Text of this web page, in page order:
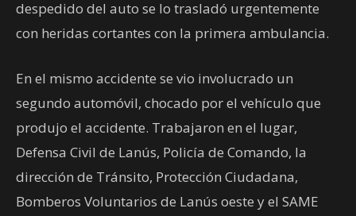
despedido del auto se lo trasladó urgentemente
con heridas cortantes con la primera ambulancia.
En el mismo accidente se vio involucrado un
segundo automóvil, chocado por el vehículo que
produjo el accidente. Trabajaron en el lugar,
Defensa Civil de Lanús, Policía de Comando, la
dirección de Tránsito, Protección Ciudadana,
Bomberos Voluntarios de Lanús oeste y el SAME